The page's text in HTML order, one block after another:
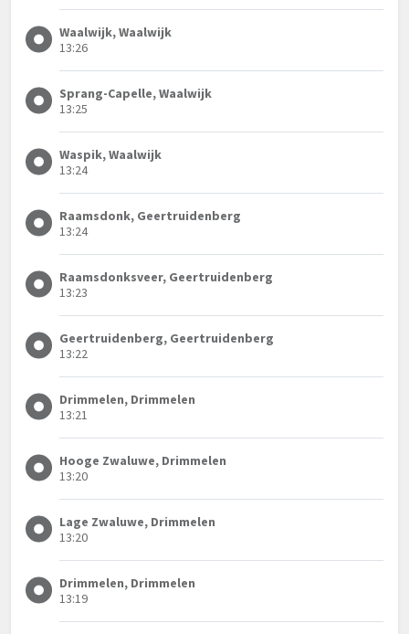
Waalwijk, Waalwijk
13:26
Sprang-Capelle, Waalwijk
13:25
Waspik, Waalwijk
13:24
Raamsdonk, Geertruidenberg
13:24
Raamsdonksveer, Geertruidenberg
13:23
Geertruidenberg, Geertruidenberg
13:22
Drimmelen, Drimmelen
13:21
Hooge Zwaluwe, Drimmelen
13:20
Lage Zwaluwe, Drimmelen
13:20
Drimmelen, Drimmelen
13:19